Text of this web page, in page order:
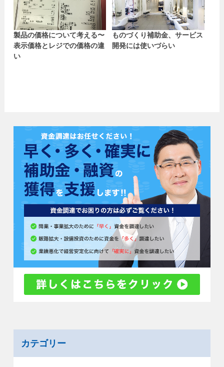
製品の価格について考える〜
表示価格とレジでの価格の違
い
ものづくり補助金、サービス
開発には使いづらい
カテゴリー